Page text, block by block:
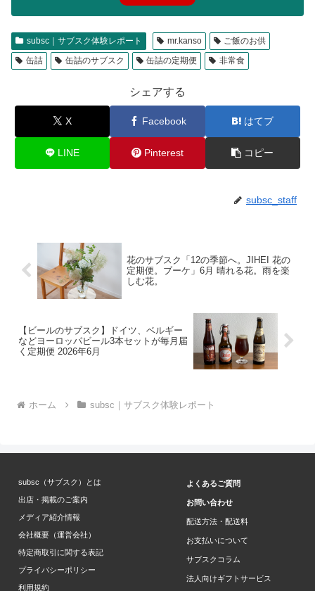
subsc｜サブスク体験レポート mr.kanso
ご飯のお供
缶詰
缶詰のサブスク 缶詰の定期便 非常食
シェアする
X Facebook はてブ
LINE Pinterest コピー
subsc_staff
花のサブスク「12の季節へ。JIHEI 花の
定期便。ブーケ」6月 晴れる花。雨を楽
しむ花。
【ビールのサブスク】ドイツ、ベルギー
などヨーロッパビール3本セットが毎月届
く定期便 2026年6月
ホーム subsc｜サブスク体験レポート
subsc（サブスク）とは
出店・掲載のご案内
メディア紹介情報
会社概要（運営会社）
特定商取引に関する表記
プライバシーポリシー
利用規約
よくあるご質問
お問い合わせ
配送方法・配送料
お支払いについて
サブスクコラム
法人向けギフトサービス